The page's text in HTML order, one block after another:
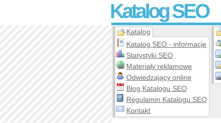
Katalog SEO
Katalog
Katalog SEO - informacje
Statystyki SEO
Materiały reklamowe
Odwiedzający online
Blog Katalogu SEO
Regulamin Katalogu SEO
Kontakt